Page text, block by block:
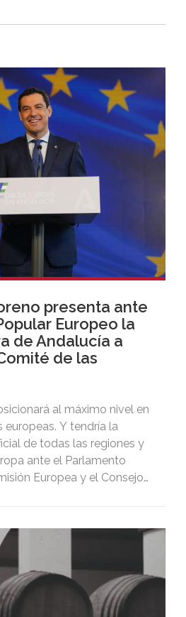
presenta ante
Europeo la
de Andalucía a
de las
al máximo nivel en
Y tendría la
de todas las regiones y
ante el Parlamento
Europea y el Consejo